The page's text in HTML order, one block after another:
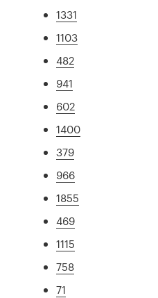
1331
1103
482
941
602
1400
379
966
1855
469
1115
758
71